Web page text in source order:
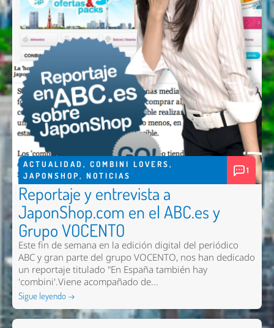
ACTUALIDAD , COMBINI LOVERS,
JAPONSHOP, NOTICIAS
1
Reportaje y entrevista a
JaponShop.com en el ABC.es y
Grupo VOCENTO
Este fin de semana en la edición digital del periódico
ABC y gran parte del grupo VOCENTO, nos han dedicado
un reportaje titulado "En España también hay
'combini'.Viene acompañado de...
Sigue leyendo →